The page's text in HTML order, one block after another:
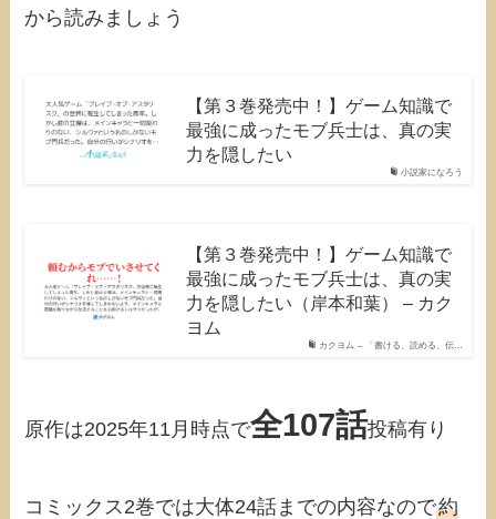
から読みましょう
小説家になろう
【第３巻発売中！】ゲーム知識で
最強に成ったモブ兵士は、真の実
力を隠したい
カクヨム – 「書ける、読める、伝…
【第３巻発売中！】ゲーム知識で
最強に成ったモブ兵士は、真の実
力を隠したい（岸本和葉） – カク
ヨム
原作は2025年11月時点で全107話投稿有り
コミックス2巻では大体24話までの内容なので約